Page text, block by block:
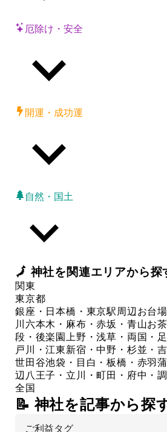
厄除け・安全
開運・成功運
自然・国土
🗾神社を関連エリアから探
関東
東京都
銀座・日本橋・東京駅周辺 お台
川 六本木・麻布・赤坂・青山お
段・後楽園上野・浅草・両国・
戸川・江東新宿・中野・杉並・
世田谷池袋・目白・板橋・赤羽
辺 八王子・立川・町田・府中・
全国
📝 神社を記事から探
ご利益タグ